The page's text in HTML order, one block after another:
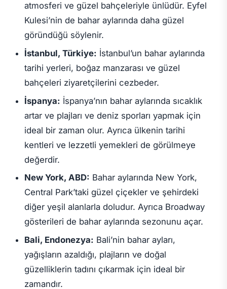
atmosferi ve güzel bahçeleriyle ünlüdür. Eyfel
Kulesi’nin de bahar aylarında daha güzel
göründüğü söylenir.
İstanbul, Türkiye: İstanbul’un bahar aylarında
tarihi yerleri, boğaz manzarası ve güzel
bahçeleri ziyaretçilerini cezbeder.
İspanya: İspanya’nın bahar aylarında sıcaklık
artar ve plajları ve deniz sporları yapmak için
ideal bir zaman olur. Ayrıca ülkenin tarihi
kentleri ve lezzetli yemekleri de görülmeye
değerdir.
New York, ABD: Bahar aylarında New York,
Central Park’taki güzel çiçekler ve şehirdeki
diğer yeşil alanlarla doludur. Ayrıca Broadway
gösterileri de bahar aylarında sezonunu açar.
Bali, Endonezya: Bali’nin bahar ayları,
yağışların azaldığı, plajların ve doğal
güzelliklerin tadını çıkarmak için ideal bir
zamandır.